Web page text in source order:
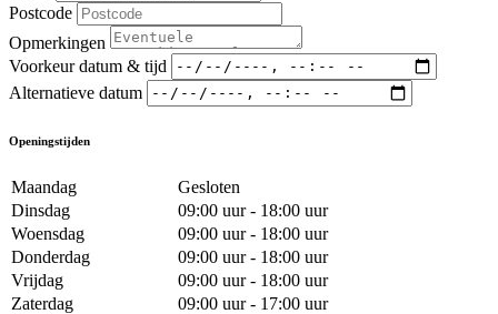
Postcode
Opmerkingen
Voorkeur datum & tijd
Alternatieve datum
Openingstijden
Maandag
Gesloten
Dinsdag
09:00 uur - 18:00 uur
Woensdag
09:00 uur - 18:00 uur
Donderdag
09:00 uur - 18:00 uur
Vrijdag
09:00 uur - 18:00 uur
Zaterdag
09:00 uur - 17:00 uur